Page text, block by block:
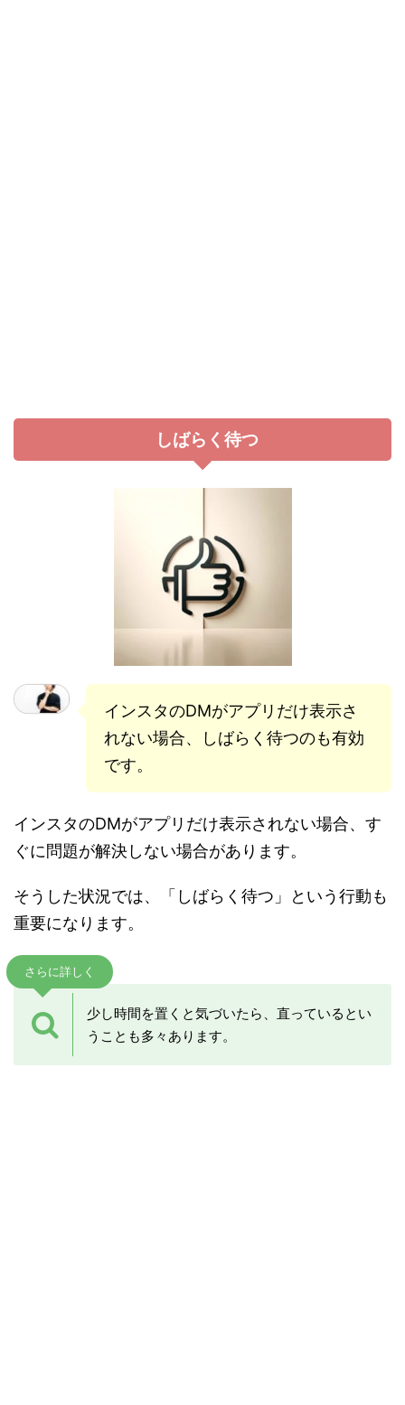
しばらく待つ
インスタのDMがアプリだけ表示さ
れない場合、しばらく待つのも有効
です。
インスタのDMがアプリだけ表示されない場合、す
ぐに問題が解決しない場合があります。
そうした状況では、「しばらく待つ」という行動も
重要になります。
さらに詳しく
少し時間を置くと気づいたら、直っているとい
うことも多々あります。